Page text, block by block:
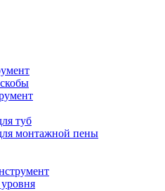
туб
монтажной пены